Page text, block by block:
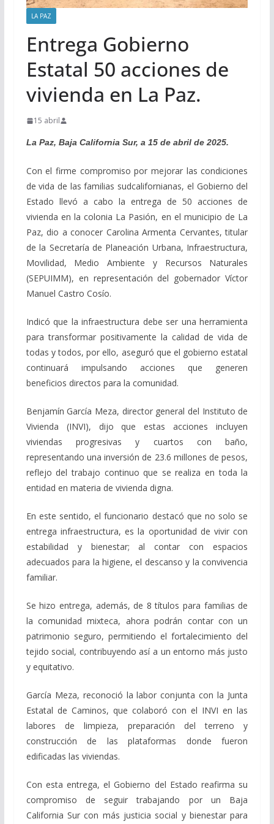
LA PAZ
Entrega Gobierno
Estatal 50 acciones de
vivienda en La Paz.
15 abril
La Paz, Baja California Sur, a 15 de abril de 2025.
Con el firme compromiso por mejorar las condiciones
de vida de las familias sudcalifornianas, el Gobierno del
Estado llevó a cabo la entrega de 50 acciones de
vivienda en la colonia La Pasión, en el municipio de La
Paz, dio a conocer Carolina Armenta Cervantes, titular
de la Secretaría de Planeación Urbana, Infraestructura,
Movilidad, Medio Ambiente y Recursos Naturales
(SEPUIMM), en representación del gobernador Víctor
Manuel Castro Cosío.
Indicó que la infraestructura debe ser una herramienta
para transformar positivamente la calidad de vida de
todas y todos, por ello, aseguró que el gobierno estatal
continuará impulsando acciones que generen
beneficios directos para la comunidad.
Benjamín García Meza, director general del Instituto de
Vivienda (INVI), dijo que estas acciones incluyen
viviendas progresivas y cuartos con baño,
representando una inversión de 23.6 millones de pesos,
reflejo del trabajo continuo que se realiza en toda la
entidad en materia de vivienda digna.
En este sentido, el funcionario destacó que no solo se
entrega infraestructura, es la oportunidad de vivir con
estabilidad y bienestar; al contar con espacios
adecuados para la higiene, el descanso y la convivencia
familiar.
Se hizo entrega, además, de 8 títulos para familias de
la comunidad mixteca, ahora podrán contar con un
patrimonio seguro, permitiendo el fortalecimiento del
tejido social, contribuyendo así a un entorno más justo
y equitativo.
García Meza, reconoció la labor conjunta con la Junta
Estatal de Caminos, que colaboró con el INVI en las
labores de limpieza, preparación del terreno y
construcción de las plataformas donde fueron
edificadas las viviendas.
Con esta entrega, el Gobierno del Estado reafirma su
compromiso de seguir trabajando por un Baja
California Sur con más justicia social y bienestar para